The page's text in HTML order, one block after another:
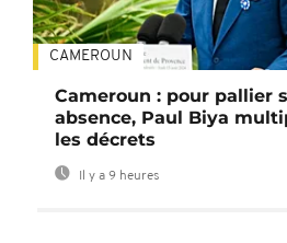
CAMEROUN
Cameroun : pour pallier
absence, Paul Biya
les décrets
Il y a 9 heures